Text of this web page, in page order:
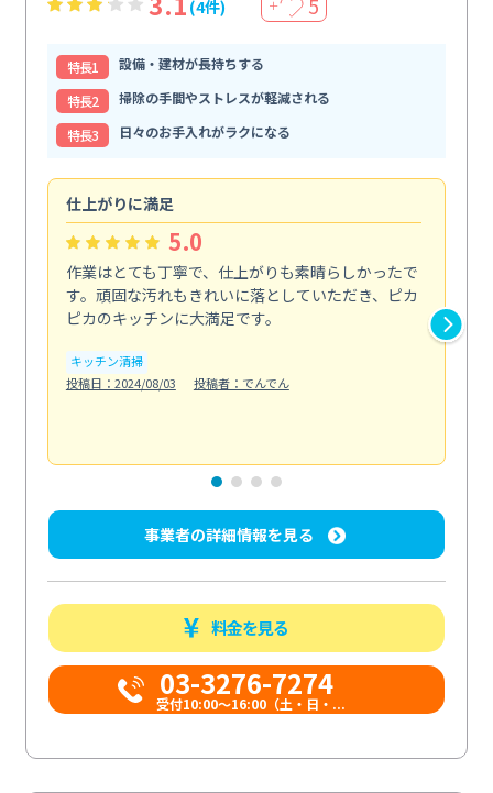
(4件) ＋ 5
特⻑1
設備・建材が長持ちする
特⻑2
掃除の手間やストレスが軽減される
特⻑3
日々のお手入れがラクになる
仕上がりに満足
5.0
作業はとても丁寧で、仕上がりも素晴らしかったで
す。頑固な汚れもきれいに落としていただき、ピカ
ピカのキッチンに大満足です。
キッチン清掃
投稿日：2024/08/03
投稿者：でんでん
事業者の詳細情報を見る
料金を見る
03-3276-7274
受付10:00〜16:00（土・日・...